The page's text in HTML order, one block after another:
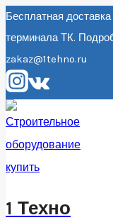
Перейти
к
содержанию
Бесплатная
терминала ТК.
zakaz@1tehno.ru
1 Техно